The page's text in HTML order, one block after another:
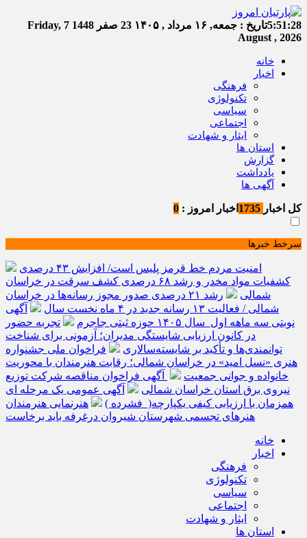
5:51:28تاریخ : جمعه, ۱۶ مرداد , ۱۴۰۵ 23 صفر 1448
Friday, 7
August , 2026
خانه
اخبار
فرهنگی
تکنولوژی
سیاسی
اجتماعی
ایثار و شهادت
استان ها
گزارش
یادداشت
آگهی ها
کل اخبار اخبار امروز : 0
سرخط خبرها
امنیت مردم خط قرمز پلیس است/ افزایش ۴۳ درصدی
کشفیات مواد مخدر و رشد ۶۸ درصدی کشف سرقت در خراسان
شمالی
رشد ۲۱ درصدی صدور مجوز رسانه‌ها در خراسان
شمالی / فعالیت ۱۳ رسانه جدید در ۴ ماه نخست سال
آگهی
نوبتی سه ماهه اول سال ۱۴۰۵ حوزه ثبتی جاجرم
تجربه حضور
در کانون ارزیابی شایستگی مدیران؛ آزمونی برای شناخت
توانمندی‌ها و تأکید بر شایسته‌سالاری
فراخوان ملی جشنواره
هنری «نسل امید» در خراسان شمالی؛ رقابت هنرمندان با محوریت
خانواده و جوانی جمعیت
آگهی فراخوان مناقصه شرکت توزیع
نیروی برق استان خراسان شمالی
آگهی عمومی یک مرحله ای
همزمان با ارزیابی کیفی یکپارچه( فشرده )
هنرنمایی هنرمندان
هنرهای تجسمی شهرستان شیروان درغرفه باید برخاست
خانه
اخبار
فرهنگی
تکنولوژی
سیاسی
اجتماعی
ایثار و شهادت
استان ها